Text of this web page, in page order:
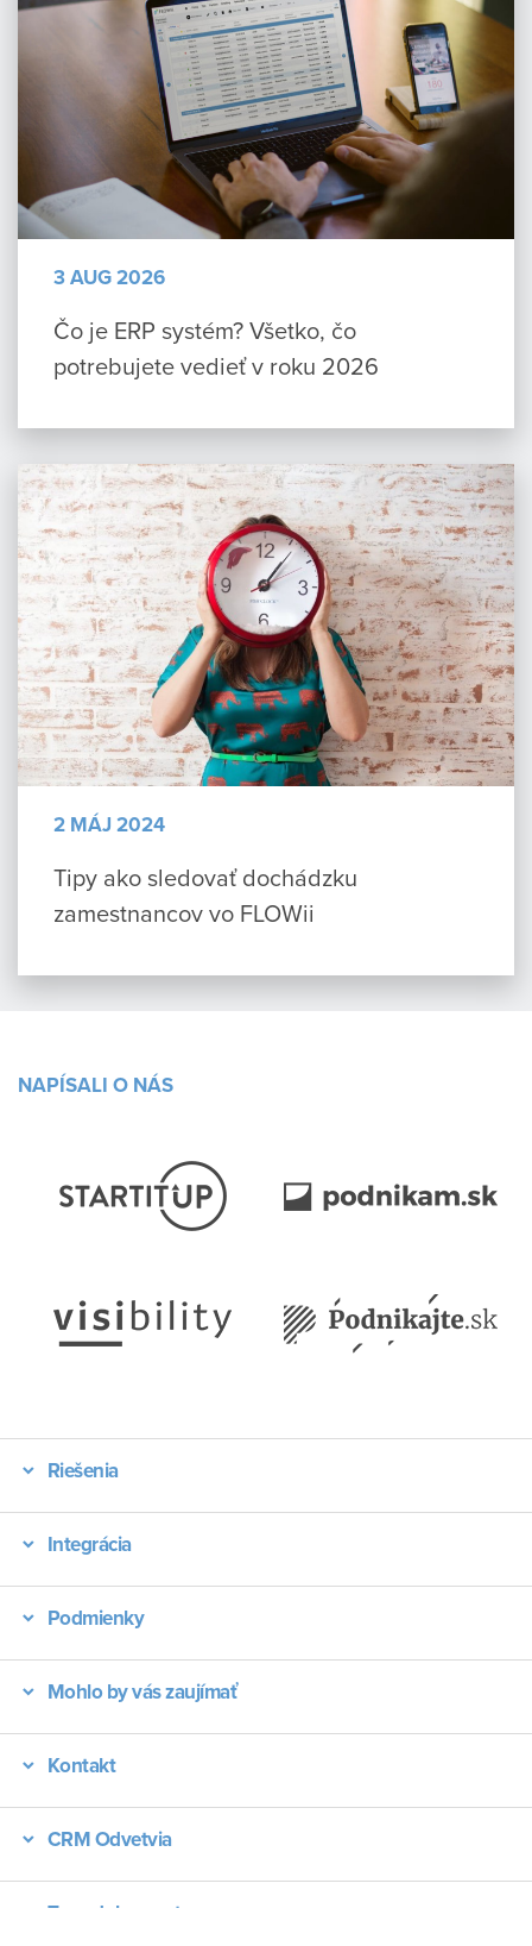
3 AUG 2026
Čo je ERP systém? Všetko, čo
potrebujete vedieť v roku 2026
2 MÁJ 2024
Tipy ako sledovať dochádzku
zamestnancov vo FLOWii
NAPÍSALI O NÁS
Riešenia
Integrácia
Podmienky
Mohlo by vás zaujímať
Kontakt
CRM Odvetvia
Typy dokumentov